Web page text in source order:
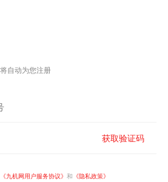
自动为您注册
获取验证码
《九机网用户服务协议》 和 《隐私政策》